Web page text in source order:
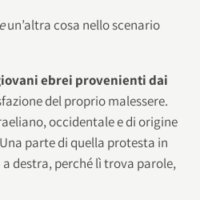
un’altra cosa nello scenario
ebrei provenienti dai
del proprio malessere.
occidentale e di origine
parte di quella protesta in
destra, perché lì trova parole,